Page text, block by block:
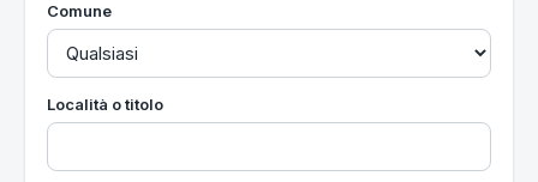
Comune
Località o titolo